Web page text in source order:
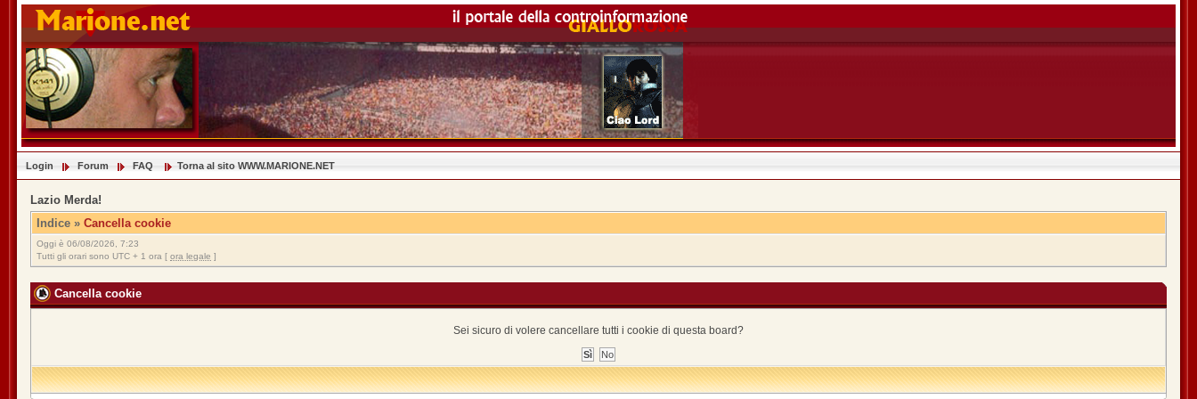
Login Forum FAQ Torna al sito WWW.MARIONE.NET
Lazio Merda!
Indice » Cancella cookie
Oggi è 06/08/2026, 7:23
Tutti gli orari sono UTC + 1 ora [ ora legale ]
Cancella cookie
Sei sicuro di volere cancellare tutti i cookie di questa board?